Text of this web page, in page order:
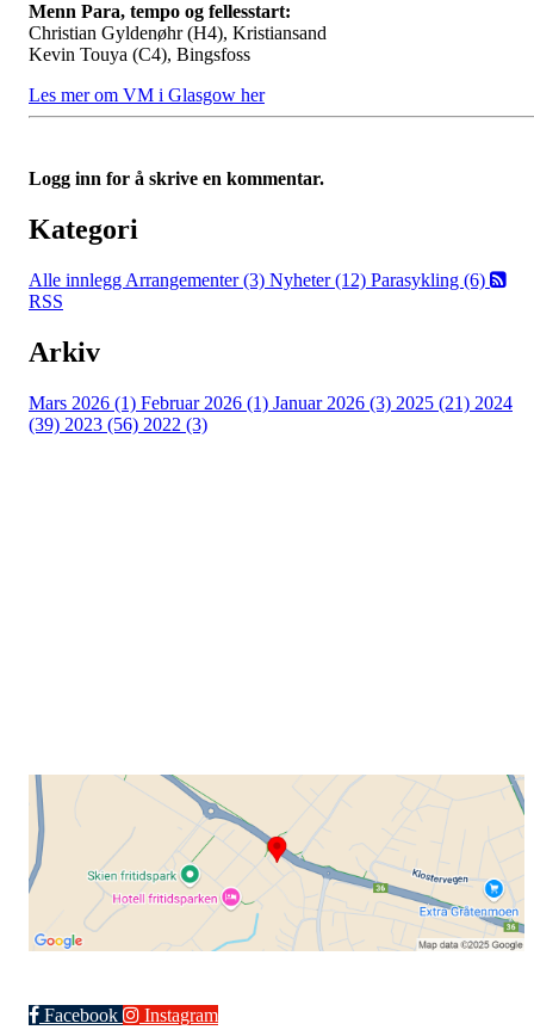
Menn Para, tempo og fellesstart:
Christian Gyldenøhr (H4), Kristiansand
Kevin Touya (C4), Bingsfoss
Les mer om VM i Glasgow her
Logg inn for å skrive en kommentar.
Kategori
Alle innlegg Arrangementer (3) Nyheter (12) Parasykling (6)
RSS
Arkiv
Mars 2026 (1) Februar 2026 (1) Januar 2026 (3) 2025 (21) 2024
(39) 2023 (56) 2022 (3)
Facebook Instagram